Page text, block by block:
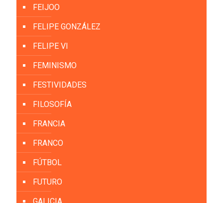
FEIJOO
FELIPE GONZÁLEZ
FELIPE VI
FEMINISMO
FESTIVIDADES
FILOSOFÍA
FRANCIA
FRANCO
FÚTBOL
FUTURO